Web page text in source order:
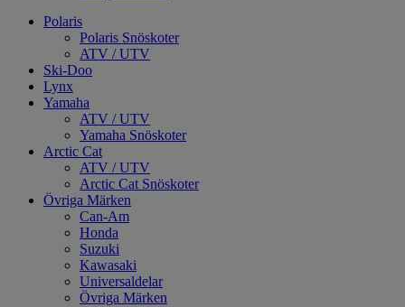
Polaris
Polaris Snöskoter
ATV / UTV
Ski-Doo
Lynx
Yamaha
ATV / UTV
Yamaha Snöskoter
Arctic Cat
ATV / UTV
Arctic Cat Snöskoter
Övriga Märken
Can-Am
Honda
Suzuki
Kawasaki
Universaldelar
Övriga Märken